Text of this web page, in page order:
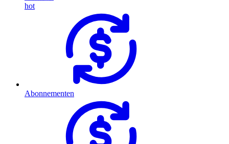
hot
Abonnementen